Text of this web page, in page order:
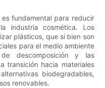
fundamental para reducir
industria cosmética. Los
plásticos, que si bien son
para el medio ambiente
descomposición y las
transición hacia materiales
biodegradables,
renovables.